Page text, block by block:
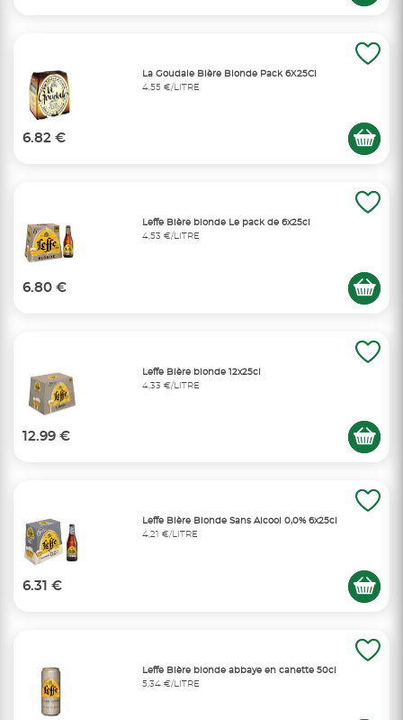
La Goudale Bière Blonde Pack 6X25Cl
4,55 €/LITRE
6.82 €
Leffe Bière blonde Le pack de 6x25cl
4,53 €/LITRE
6.80 €
Leffe Bière blonde 12x25cl
4,33 €/LITRE
12.99 €
Leffe Bière Blonde Sans Alcool 0,0% 6x25cl
4,21 €/LITRE
6.31 €
Leffe Bière blonde abbaye en canette 50cl
5,34 €/LITRE